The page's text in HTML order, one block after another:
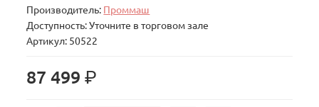
Производитель: Проммаш
Доступность: Уточните в торговом зале
Артикул: 50522
87 499р.